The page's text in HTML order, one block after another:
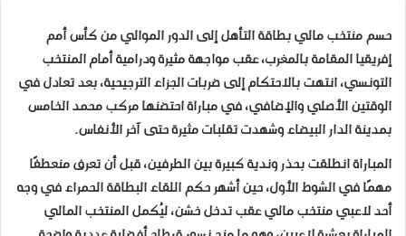
حسم منتخب مالي بطاقة التأهل إلى الدور الموالي من كأس أمم
إفريقيا المقامة بالمغرب، عقب مواجهة مثيرة ودرامية أمام المنتخب
التونسي، انتهت بالاحتكام إلى ضربات الجزاء الترجيحية، بعد تعادل في
الوقتين الأصلي والإضافي، في مباراة احتضنها مركب محمد الخامس
بمدينة الدار البيضاء وشهدت تقلبات مثيرة حتى آخر الأنفاس.
المباراة انطلقت بحذر وندية كبيرة بين الطرفين، قبل أن تعرف منعطفًا
مهمًا في الشوط الأول، حين أشهر حكم اللقاء البطاقة الحمراء في وجه
أحد لاعبي منتخب مالي عقب تدخل خشن، ليُكمل المنتخب المالي